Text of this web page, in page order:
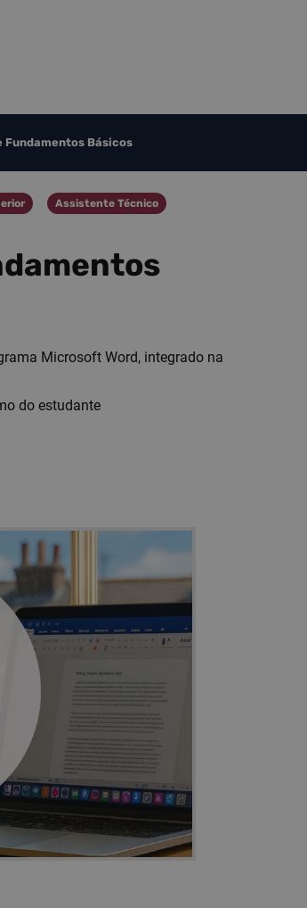
Fundamentos Básicos
Categoria
Assistente Técnico
Microsoft Word, integrado na
do estudante